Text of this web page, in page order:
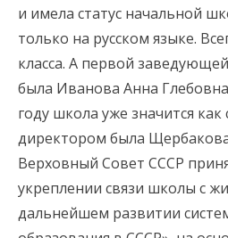
и имела статус начальной
только на русском языке.
класса. А первой
была Иванова Анна
году школа уже значится
директором была
Верховный Совет СССР
укреплении связи школы с
дальнейшем развитии